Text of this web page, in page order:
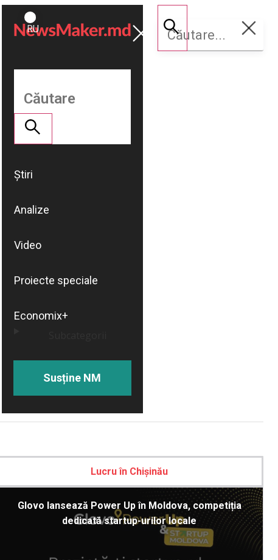
ROMÂNĂ
RU
Susține
NM
Știri
Analize
Video
Proiecte speciale
Economix+
Susține NM
Lucru în Chișinău
Glovo lansează Power Up în Moldova, competiția
dedicată startup-urilor locale